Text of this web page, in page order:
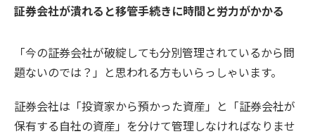
証券会社が潰れると移管手続きに時間と労力がかかる
「今の証券会社が破綻しても分別管理されているから問
題ないのでは？」と思われる方もいらっしゃいます。
証券会社は「投資家から預かった資産」と「証券会社が
保有する自社の資産」を分けて管理しなければなりませ